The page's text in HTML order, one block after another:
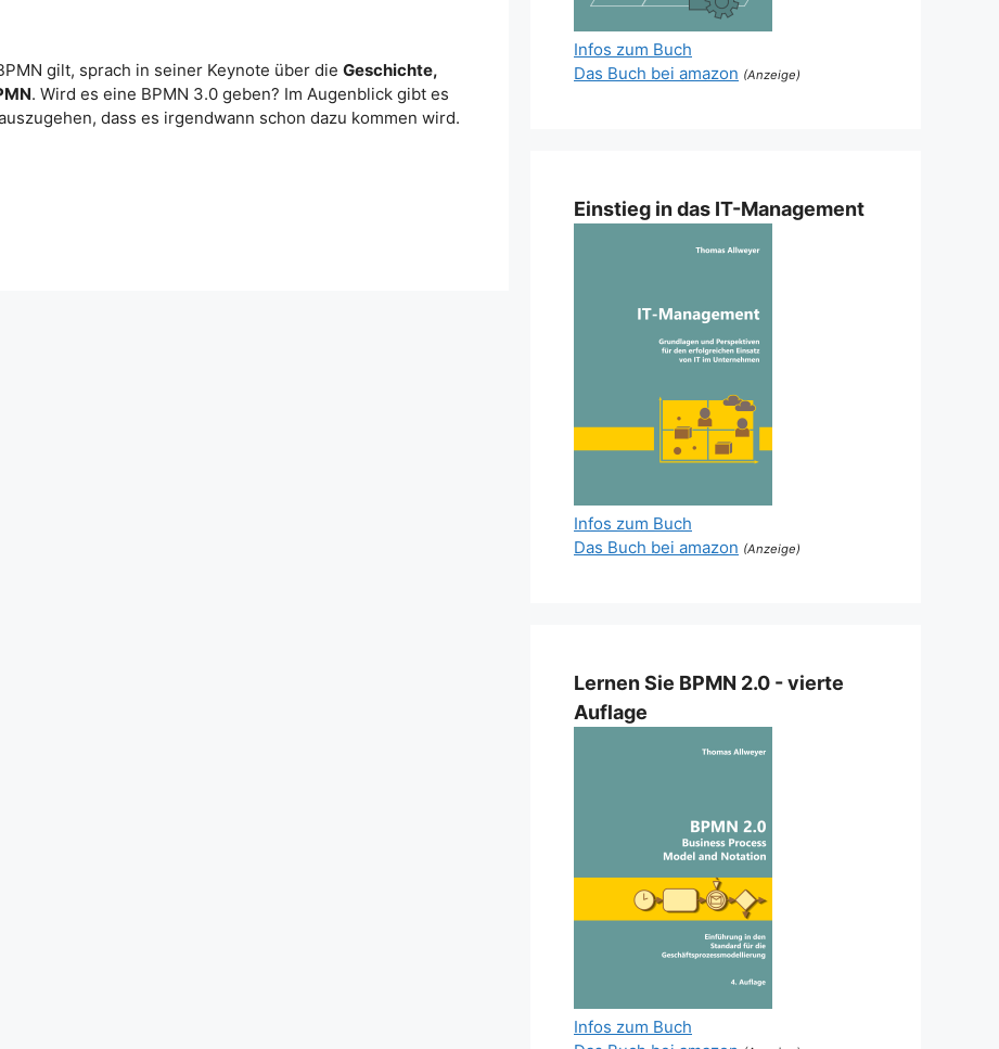
gilt, sprach in seiner Keynote über die Geschichte,
. Wird es eine BPMN 3.0 geben? Im Augenblick gibt es
dass es irgendwann schon dazu kommen wird.
Infos zum Buch
Das Buch bei amazon (Anzeige)
Einstieg in das IT-Management
Infos zum Buch
Das Buch bei amazon (Anzeige)
Lernen Sie BPMN 2.0 - vierte
Auflage
Infos zum Buch